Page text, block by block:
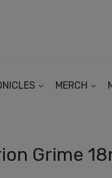
MERCH
Grime